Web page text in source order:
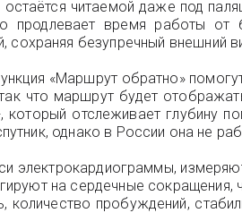
читаемой даже под
продлевает время работы от
безупречный внешний
«Маршрут обратно»
что маршрут будет
отслеживает глубину
однако в России она не
электрокардиограммы,
на сердечные сокращения,
количество пробуждений,